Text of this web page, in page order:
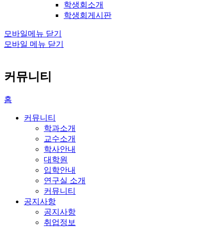
학생회소개
학생회게시판
모바일메뉴 닫기
모바일 메뉴 닫기
커뮤니티
홈
커뮤니티
학과소개
교수소개
학사안내
대학원
입학안내
연구실 소개
커뮤니티
공지사항
공지사항
취업정보